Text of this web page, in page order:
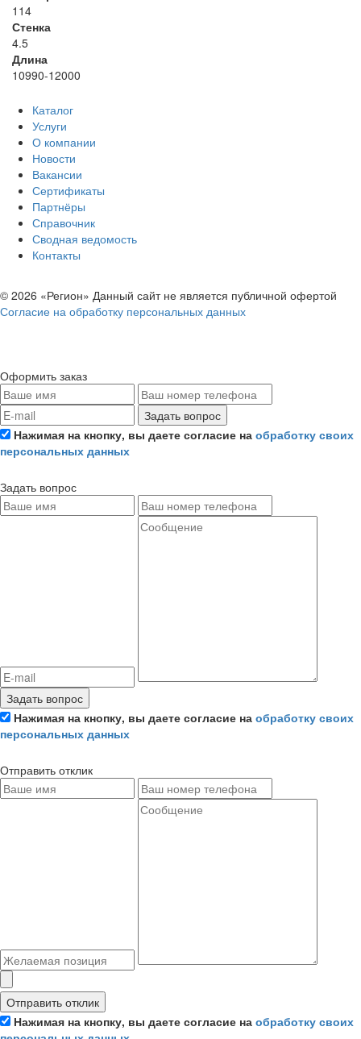
114
Стенка
4.5
Длина
10990-12000
Каталог
Услуги
О компании
Новости
Вакансии
Сертификаты
Партнёры
Справочник
Сводная ведомость
Контакты
© 2026 «Регион» Данный сайт не является публичной офертой
Согласие на обработку персональных данных
Оформить заказ
Задать вопрос
Нажимая на кнопку, вы даете согласие на обработку своих
персональных данных
Задать вопрос
Задать вопрос
Нажимая на кнопку, вы даете согласие на обработку своих
персональных данных
Отправить отклик
Отправить отклик
Нажимая на кнопку, вы даете согласие на обработку своих